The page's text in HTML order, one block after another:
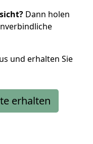
Dann holen
und erhalten Sie
erhalten